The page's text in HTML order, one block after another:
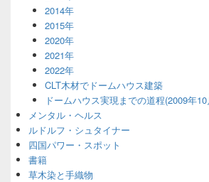
2014年
2015年
2020年
2021年
2022年
CLT木材でドームハウス建築
ドームハウス実現までの道程(2009年10
メンタル・ヘルス
ルドルフ・シュタイナー
四国パワー・スポット
書籍
草木染と手織物